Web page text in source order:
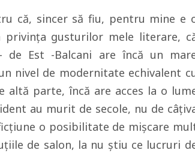
că, sincer să fiu, pentru mine e
privinţa gusturilor mele literare,
de Est -Balcani are încă un
nivel de modernitate echivalent
altă parte, încă are acces la o
au murit de secole, nu de
o posibilitate de mişcare
de salon, la nu ştiu ce lucruri